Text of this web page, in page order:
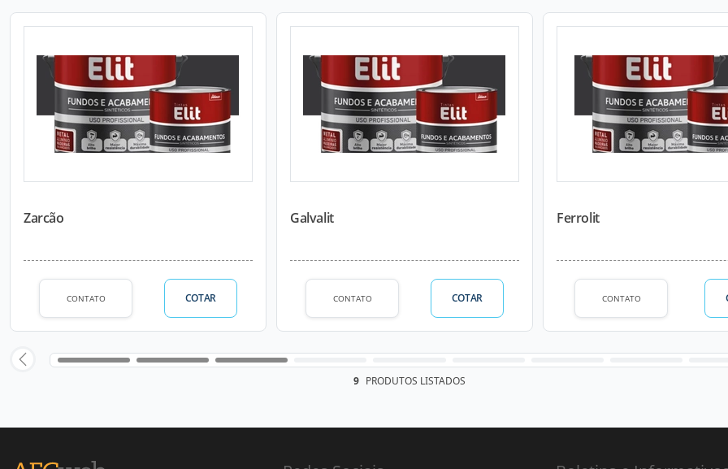
Zarcão
CONTATO COTAR
Galvalit
CONTATO COTAR
Ferrolit
CONTATO
9 PRODUTOS LISTADOS